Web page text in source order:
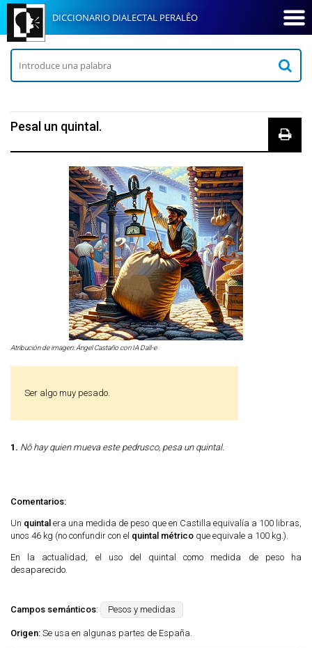
DICCIONARIO DIALECTAL PERALÊO
Pesal un quintal.
Atribución de imagen: Ángel Castaño con IA Dall-e
Ser algo muy pesado.
1. Nô hay quien mueva este pedrusco, pesa un quintal.
Comentarios:
Un quintalera una medida de peso que en Castilla equivalía a 100 libras,
unos 46 kg (no confundir con el quintal métrico que equivale a 100 kg.).
En la actualidad, el uso del quintal como medida de peso ha
desaparecido.
Campos semánticos: Pesos y medidas
Origen: Se usa en algunas partes de España.